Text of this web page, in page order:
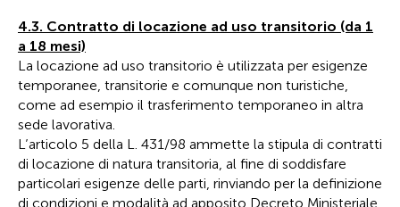
4.3. Contratto di locazione ad uso transitorio (da 1
a 18 mesi)
La locazione ad uso transitorio è utilizzata per esigenze
temporanee, transitorie e comunque non turistiche,
come ad esempio il trasferimento temporaneo in altra
sede lavorativa.
L’articolo 5 della L. 431/98 ammette la stipula di contratti
di locazione di natura transitoria, al fine di soddisfare
particolari esigenze delle parti, rinviando per la definizione
di condizioni e modalità ad apposito Decreto Ministeriale.